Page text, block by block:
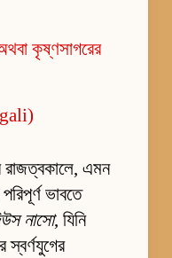
কৃষ্ণসাগরের
রাজত্বকালে, এমন
ভাবতে
নাসো, যিনি
স্বর্ণযুগের